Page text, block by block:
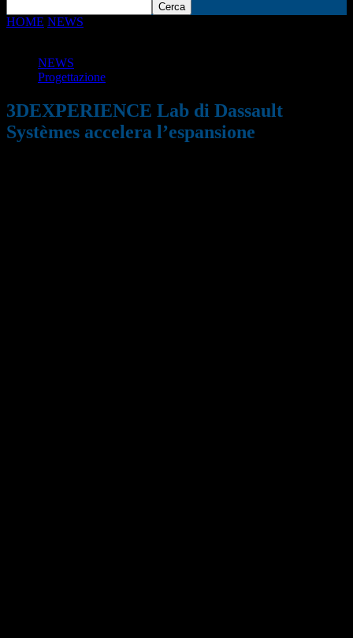
HOME NEWS
NEWS
Progettazione
3DEXPERIENCE Lab di Dassault
Systèmes accelera l’espansione